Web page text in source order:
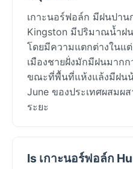
เกาะนอร์ฟอล์ก มีฝนปา
Kingston มีปริมาณน้ำฝ
โดยมีความแตกต่างในแ
เมืองชายฝั่งมักมีฝนมาก
ขณะที่พื้นที่แห้งแล้งมีฝน
June ของประเทศผสมผ
ระยะ
Is เกาะนอร์ฟอล์ก